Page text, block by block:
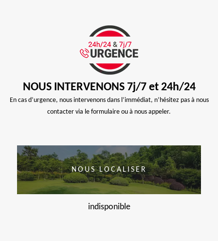
NOUS INTERVENONS 7j/7 et 24h/24
En cas d’urgence, nous intervenons dans l’immédiat, n’hésitez pas à nous
contacter via le formulaire ou à nous appeler.
NOUS LOCALISER
indisponible